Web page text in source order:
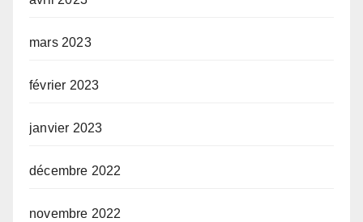
mars 2023
février 2023
janvier 2023
décembre 2022
novembre 2022